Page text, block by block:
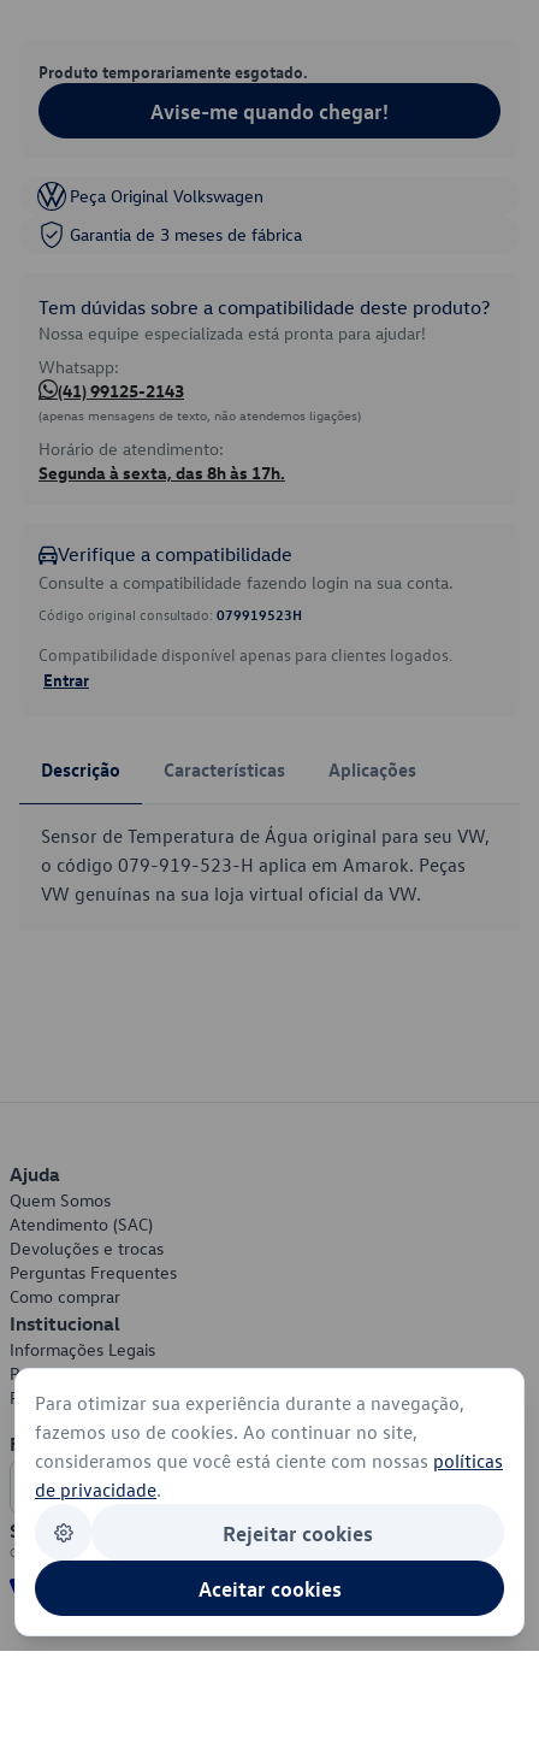
Produto temporariamente esgotado.
Avise-me quando chegar!
Peça Original Volkswagen
Garantia de 3 meses de fábrica
Tem dúvidas sobre a compatibilidade deste produto?
Nossa equipe especializada está pronta para ajudar!
Whatsapp:
(41) 99125-2143
(apenas mensagens de texto, não atendemos ligações)
Horário de atendimento:
Segunda à sexta, das 8h às 17h.
Verifique a compatibilidade
Consulte a compatibilidade fazendo login na sua conta.
Código original consultado: 079919523H
Compatibilidade disponível apenas para clientes logados.
Entrar
Descrição Características Aplicações
Sensor de Temperatura de Água original para seu VW,
o código 079-919-523-H aplica em Amarok. Peças
VW genuínas na sua loja virtual oficial da VW.
Ajuda
Quem Somos
Atendimento (SAC)
Devoluções e trocas
Perguntas Frequentes
Como comprar
Institucional
Informações Legais
Política de Privacidade
Política de Cookies
Formas de Pagamento
Segurança
Para otimizar sua experiência durante a navegação,
fazemos uso de cookies. Ao continuar no site,
consideramos que você está ciente com nossas políticas
de privacidade.
Rejeitar cookies
Aceitar cookies